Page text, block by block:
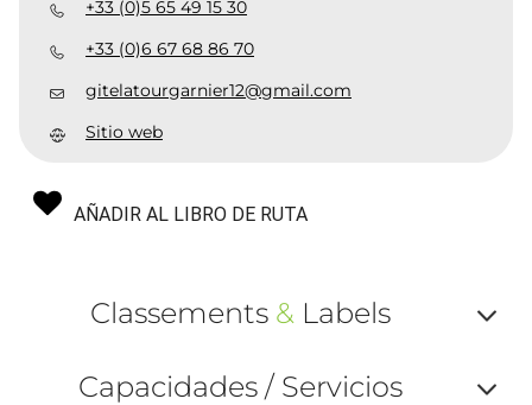
+33 (0)5 65 49 15 30
+33 (0)6 67 68 86 70
gitelatourgarnier12@gmail.com
Sitio web
AÑADIR AL LIBRO DE RUTA
Classements &Labels
Capacidades / Servicios